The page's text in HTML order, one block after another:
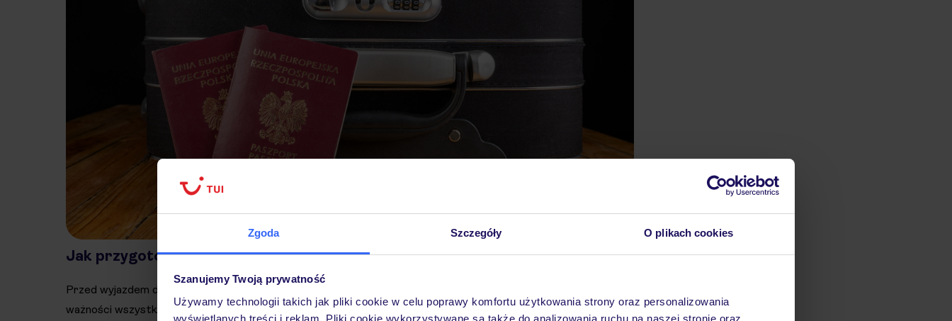
Zgoda Szczegóły O plikach cookies
Szanujemy Twoją prywatność
Używamy technologii takich jak pliki cookie w celu poprawy komfortu użytkowania strony oraz personalizowania
wyświetlanych treści i reklam. Pliki cookie wykorzystywane są także do analizowania ruchu na naszej stronie oraz
Jak przygotować się do podróży do Hiszpanii?
Przed wyjazdem do Hiszpanii warto zadbać o odpowiednie przygotowanie, które obejmuje sprawdzenie
ważności wszystkich niezbędnych dokumentów, takich jak dowód osobisty i ewentualnie paszport. Istotne jest,